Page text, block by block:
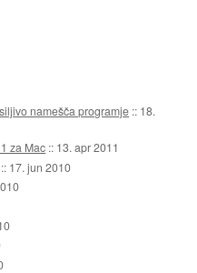
namešča programje :: 18.
za Mac :: 13. apr 2011
:: 17. jun 2010